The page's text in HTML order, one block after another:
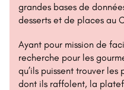
grandes bases de
desserts et de places au
Ayant pour mission de
recherche pour les
qu’ils puissent trouver les
dont ils raffolent, la